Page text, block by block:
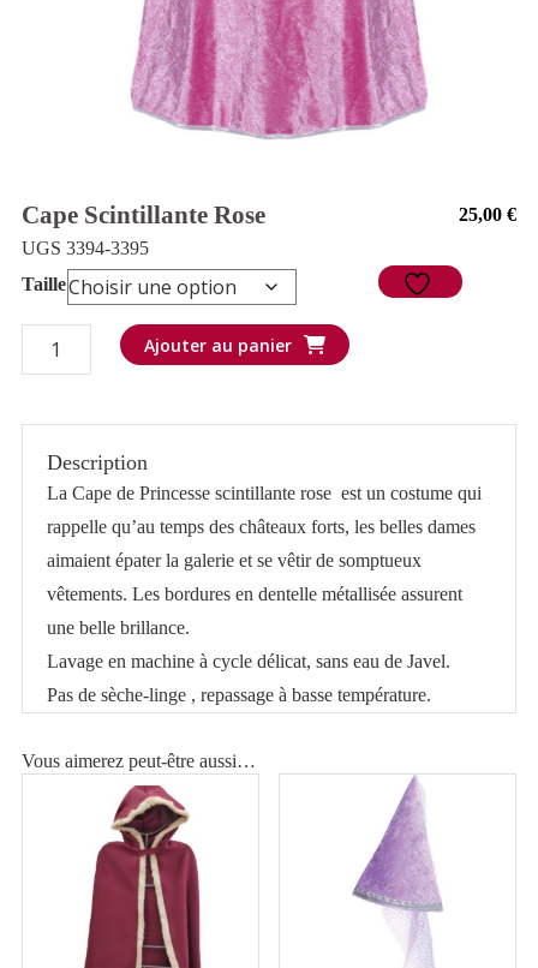
Cape Scintillante Rose 25,00€
UGS 3394-3395
Taille
quantité
de
rose
Ajouter au panier
Description
La Cape de Princesse scintillante rose est un costume qui
rappelle qu’au temps des châteaux forts, les belles dames
aimaient épater la galerie et se vêtir de somptueux
vêtements. Les bordures en dentelle métallisée assurent
une belle brillance.
Lavage en machine à cycle délicat, sans eau de Javel.
Pas de sèche-linge , repassage à basse température.
Vous aimerez peut-être aussi…